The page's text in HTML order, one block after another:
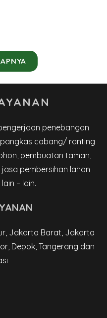
penebangan
cabang/ ranting
pembuatan taman,
pembersihan lahan
– lain.
Jakarta Barat, Jakarta
Depok, Tangerang dan